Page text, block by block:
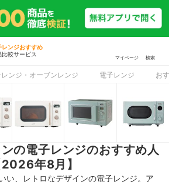
レンジおすすめ
比較サービス
マイページ 検索
レンジ・オーブンレンジ 電子レンジ お
の電子レンジのおすすめ人
年8月】
い、レトロなデザインの電子レンジ。ア